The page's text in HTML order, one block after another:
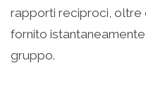
rapporti reciproci, oltre
fornito
gruppo.